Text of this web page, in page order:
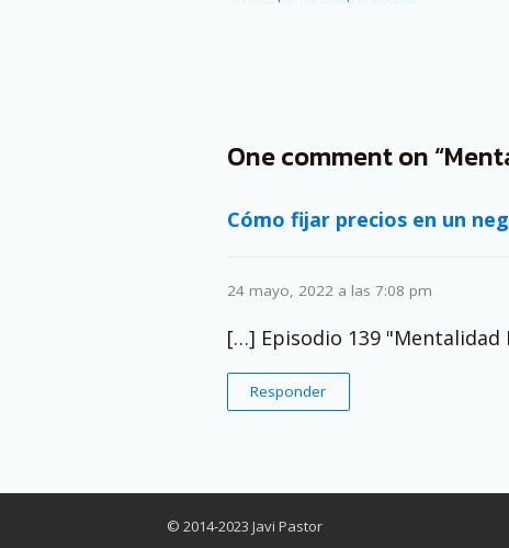
One comment on
Cómo fijar precios en un
24 mayo, 2022 a las 7:08 pm
[…] Episodio 139
Responder
© 2014-2023 Javi Pastor